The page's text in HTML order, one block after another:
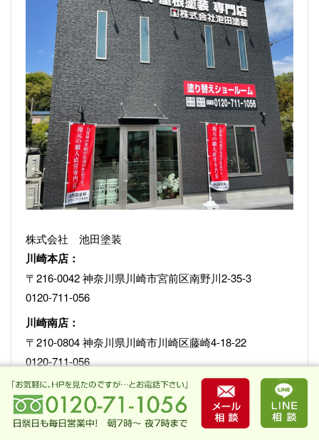
株式会社 池田塗装
川崎本店：
〒216-0042 神奈川県川崎市宮前区南野川2-35-3
0120-711-056
川崎南店：
〒210-0804 神奈川県川崎市川崎区藤崎4-18-22
0120-711-056
横浜中央店：
〒221-0015 神奈川県横浜市神奈川区神之木町10-13
0120-824-852